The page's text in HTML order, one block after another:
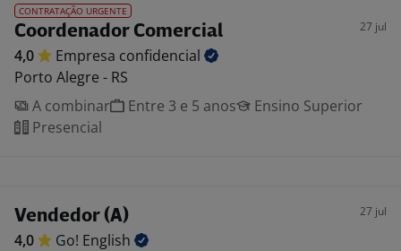
CONTRATAÇÃO URGENTE
Coordenador Comercial 27 jul
4,0 Empresa confidencial
Porto Alegre - RS
A combinar
Entre 3 e 5 anos
Ensino Superior
Presencial
Vendedor (A) 27 jul
4,0 Go! English